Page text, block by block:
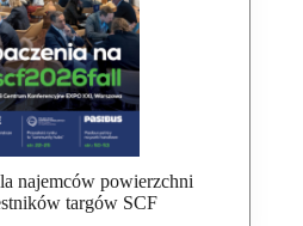
najemców powierzchni
targów SCF